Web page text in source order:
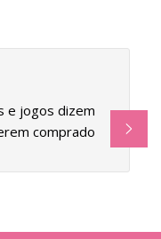
e jogos dizem
comprado